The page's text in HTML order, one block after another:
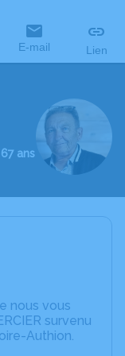
E-mail Lien
ans
nous vous
survenu
Authion.